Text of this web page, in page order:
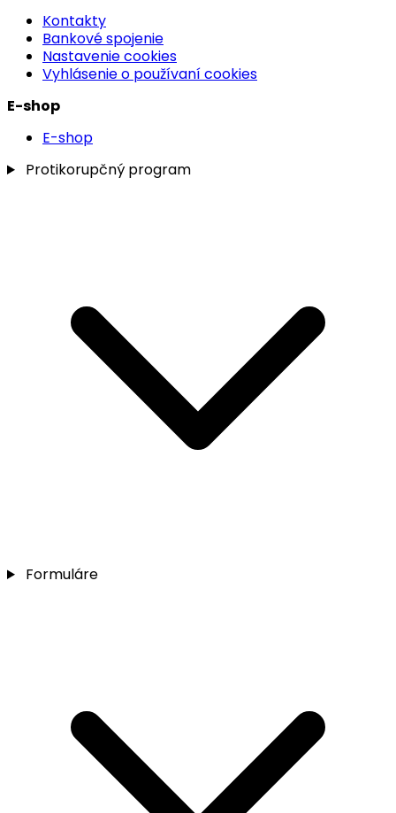
Kontakty
Bankové spojenie
Nastavenie cookies
Vyhlásenie o používaní cookies
E-shop
E-shop
Protikorupčný program
Formuláre